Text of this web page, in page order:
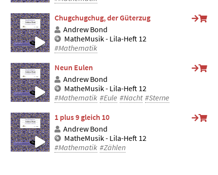
Chugchugchug, der Güterzug
Andrew Bond
MatheMusik - Lila-Heft 12
#Mathematik
Neun Eulen
Andrew Bond
MatheMusik - Lila-Heft 12
#Mathematik #Eule #Nacht #Sterne
1 plus 9 gleich 10
Andrew Bond
MatheMusik - Lila-Heft 12
#Mathematik #Zählen